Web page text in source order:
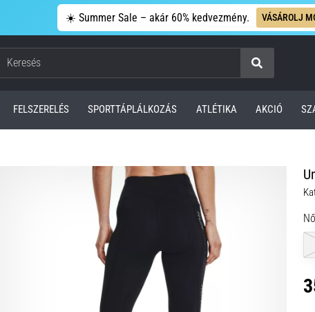
☀️ Summer Sale – akár 60% kedvezmény. VÁSÁROLJ
Keresés
FELSZERELÉS SPORTTÁPLÁLKOZÁS ATLÉTIKA AKCIÓ